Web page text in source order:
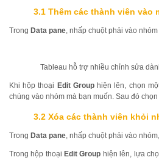
3.1 Thêm các thành viên vào
Trong Data pane, nhấp chuột phải vào
Tableau hỗ trợ nhiều chỉnh sửa
Khi hộp thoại Edit Grouphiện lên, chọn
chúng vào nhóm mà bạn muốn. Sau đó chọn
3.2 Xóa các thành viên khỏi
Trong Data pane, nhấp chuột phải vào
Trong hộp thoại Edit Group hiện lên, lựa